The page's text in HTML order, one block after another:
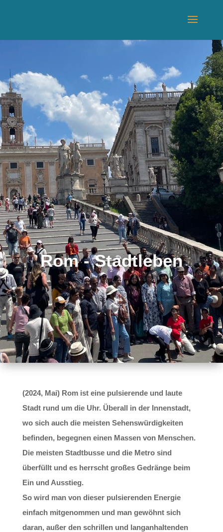
Rom - Stadtleben
(2024, Mai) Rom ist eine pulsierende und laute
Stadt rund um die Uhr. Überall in der Innenstadt,
wo sich auch die meisten Sehenswürdigkeiten
befinden, begegnen einen Massen von Menschen.
Die meisten Stadtbusse und die Metro sind
überfüllt und es herrscht großes Gedränge beim
Ein und Ausstieg.
So wird man von dieser pulsierenden Energie
einfach mitgenommen und man gewöhnt sich
daran, außer den schrillen und langanhaltenden